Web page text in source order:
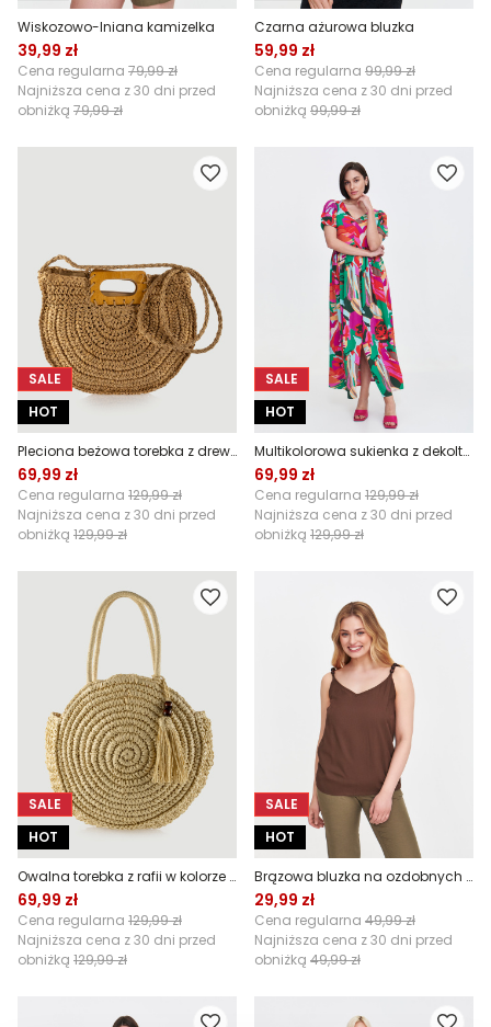
Wiskozowo-lniana kamizelka
39,99 zł
Cena regularna 79,99 zł
Najniższa cena z 30 dni przed
obniżką 79,99 zł
Czarna ażurowa bluzka
59,99 zł
Cena regularna 99,99 zł
Najniższa cena z 30 dni przed
obniżką 99,99 zł
SALE
HOT
Pleciona beżowa torebka z drewnianym uchwytem
69,99 zł
Cena regularna 129,99 zł
Najniższa cena z 30 dni przed
obniżką 129,99 zł
SALE
HOT
Multikolorowa sukienka z dekoltem w V
69,99 zł
Cena regularna 129,99 zł
Najniższa cena z 30 dni przed
obniżką 129,99 zł
SALE
HOT
Owalna torebka z rafii w kolorze kremowym
69,99 zł
Cena regularna 129,99 zł
Najniższa cena z 30 dni przed
obniżką 129,99 zł
SALE
HOT
Brązowa bluzka na ozdobnych ramiączkach
29,99 zł
Cena regularna 49,99 zł
Najniższa cena z 30 dni przed
obniżką 49,99 zł